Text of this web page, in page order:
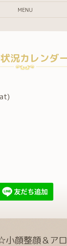
MENU
況カレンダ
顔整顔＆ア